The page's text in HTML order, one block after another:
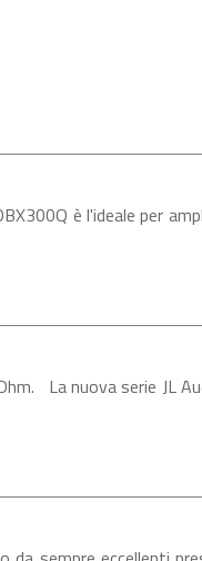
è l'ideale per
La nuova serie JL